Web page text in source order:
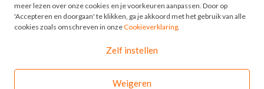
meer lezen over onze cookies en je voorkeuren aanpassen. Door op
'Accepteren en doorgaan' te klikken, ga je akkoord met het gebruik van alle
cookies zoals omschreven in onzeCookieverklaring.
Zelf instellen
Weigeren
Odyssee